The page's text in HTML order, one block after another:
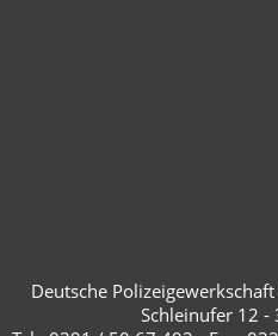
Deutsche
Schleinufer 12 -